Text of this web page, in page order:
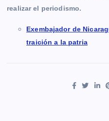
realizar el periodismo.
Exembajador de
traición a la patria